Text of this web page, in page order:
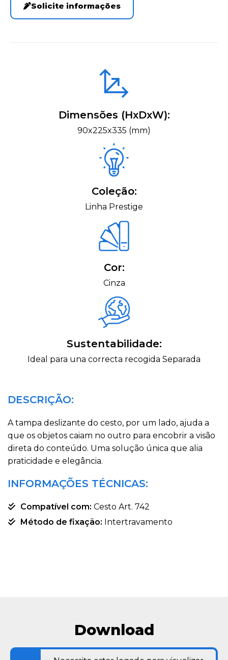
Solicite informações
Dimensões (HxDxW):
90x225x335 (mm)
Coleção:
Linha Prestige
Cor:
Cinza
Sustentabilidade:
Ideal para una correcta recogida Separada
DESCRIÇÃO:
A tampa deslizante do cesto, por um lado, ajuda a
que os objetos caiam no outro para encobrir a visão
direta do conteúdo. Uma solução única que alia
praticidade e elegância.
INFORMAÇÕES TÉCNICAS:
Compatível com: Cesto Art. 742
Método de fixação: Intertravamento
Download